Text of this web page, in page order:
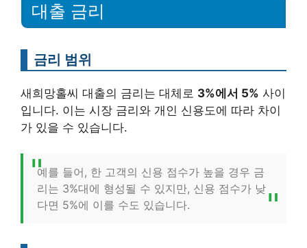
대출 금리
금리 범위
새희망홀씨 대출의 금리는 대체로 3%에서 5% 사이
입니다. 이는 시장 금리와 개인 신용도에 따라 차이
가 있을 수 있습니다.
예를 들어, 한 고객의 신용 점수가 높을 경우 금
리는 3%대에 형성될 수 있지만, 신용 점수가 낮
다면 5%에 이를 수도 있습니다.